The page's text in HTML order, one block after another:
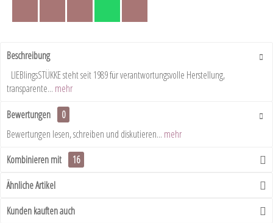
Beschreibung
LIEBlingsSTÜKKE steht seit 1989 für verantwortungsvolle Herstellung,
transparente... mehr
Bewertungen
0
Bewertungen lesen, schreiben und diskutieren... mehr
Kombinieren mit
16
Ähnliche Artikel
Kunden kauften auch